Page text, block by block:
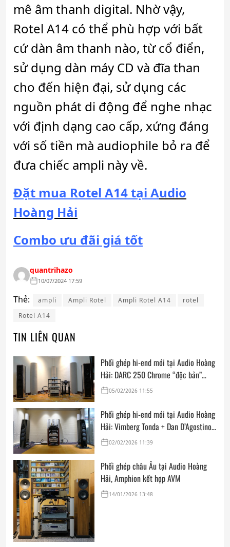
mê âm thanh digital. Nhờ vậy,
Rotel A14 có thể phù hợp với bất
cứ dàn âm thanh nào, từ cổ điển,
sử dụng dàn máy CD và đĩa than
cho đến hiện đại, sử dụng các
nguồn phát di động để nghe nhạc
với định dạng cao cấp, xứng đáng
với số tiền mà audiophile bỏ ra để
đưa chiếc ampli này về.
Đặt mua Rotel A14 tại Audio
Hoàng Hải
Combo ưu đãi giá tốt
quantrihazo
10/07/2024 17:59
Thẻ: ampli Ampli Rotel Ampli Rotel A14
rotel
Rotel A14
TIN LIÊN QUAN
Phối ghép hi-end mới tại Audio Hoàng
Hải: DARC 250 Chrome “độc bản”
cùng FM Acoustics, Goldmund, Kalista
05/02/2026 11:55
Phối ghép hi-end mới tại Audio Hoàng
Hải: Vimberg Tonda + Dan D’Agostino
Master Audio Systems Momentum
NEO + AVM Audio Video Manufaktur
GmbH Ovation CD 6.3
02/02/2026 11:39
Phối ghép châu Âu tại Audio Hoàng
Hải, Amphion kết hợp AVM
14/01/2026 13:48